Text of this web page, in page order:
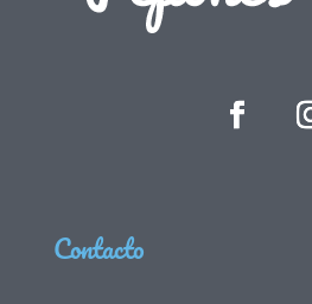
Contacto